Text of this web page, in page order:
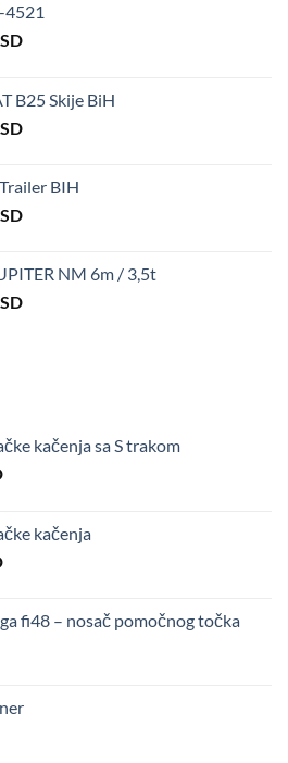
4521
B25 Skije BiH
BIH
NM 6m / 3,5t
kačenja sa S trakom
kačenja
fi48 – nosač pomočnog točka